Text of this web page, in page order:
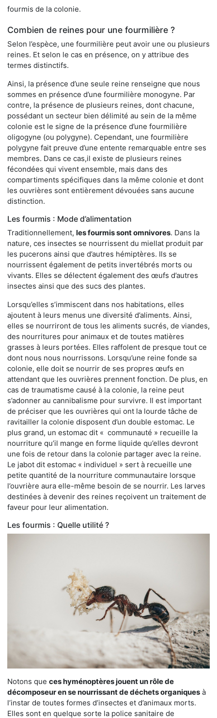
fourmis de la colonie.
Combien de reines pour une fourmilière ?
Selon l’espèce, une fourmilière peut avoir une ou plusieurs
reines. Et selon le cas en présence, on y attribue des
termes distinctifs.
Ainsi, la présence d’une seule reine renseigne que nous
sommes en présence d’une fourmilière monogyne. Par
contre, la présence de plusieurs reines, dont chacune,
possédant un secteur bien délimité au sein de la même
colonie est le signe de la présence d’une fourmilière
oligogyne (ou polygyne). Cependant, une fourmilière
polygyne fait preuve d’une entente remarquable entre ses
membres. Dans ce cas,il existe de plusieurs reines
fécondées qui vivent ensemble, mais dans des
compartiments spécifiques dans la même colonie et dont
les ouvrières sont entièrement dévouées sans aucune
distinction.
Les fourmis : Mode d’alimentation
Traditionnellement, les fourmis sont omnivores. Dans la
nature, ces insectes se nourrissent du miellat produit par
les pucerons ainsi que d’autres hémiptères. Ils se
nourrissent également de petits invertébrés morts ou
vivants. Elles se délectent également des œufs d’autres
insectes ainsi que des sucs des plantes.
Lorsqu’elles s’immiscent dans nos habitations, elles
ajoutent à leurs menus une diversité d’aliments. Ainsi,
elles se nourriront de tous les aliments sucrés, de viandes,
des nourritures pour animaux et de toutes matières
grasses à leurs portées. Elles raffolent de presque tout ce
dont nous nous nourrissons. Lorsqu’une reine fonde sa
colonie, elle doit se nourrir de ses propres œufs en
attendant que les ouvrières prennent fonction. De plus, en
cas de traumatisme causé à la colonie, la reine peut
s’adonner au cannibalisme pour survivre. Il est important
de préciser que les ouvrières qui ont la lourde tâche de
ravitailler la colonie disposent d’un double estomac. Le
plus grand, un estomac dit « communauté » recueille la
nourriture qu’il mange en forme liquide qu’elles devront
une fois de retour dans la colonie partager avec la reine.
Le jabot dit estomac « individuel » sert à recueille une
petite quantité de la nourriture communautaire lorsque
l’ouvrière aura elle-même besoin de se nourrir. Les larves
destinées à devenir des reines reçoivent un traitement de
faveur pour leur alimentation.
Les fourmis : Quelle utilité ?
Notons que ces hyménoptères jouent un rôle de
décomposeur en se nourrissant de déchets organiques à
l’instar de toutes formes d’insectes et d’animaux morts.
Elles sont en quelque sorte la police sanitaire de